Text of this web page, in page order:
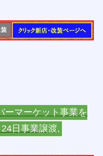
ーマーケット事業を
日事業譲渡,